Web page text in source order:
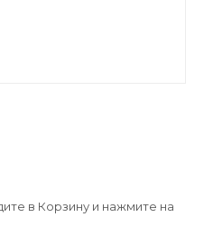
в Корзину и нажмите на